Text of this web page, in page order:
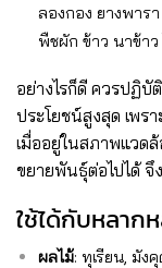
ลองกอง ยางพาร
พืชผัก ข้าว นาข้า
อย่างไรก็ดี ควรปฏิบั
ประโยชน์สูงสุด เพร
เมื่ออยู่ในสภาพแวด
ขยายพันธุ์ต่อไปได้ จึ
ใช้ได้กับหลาก
ผลไม้: ทุเรียน, มัง